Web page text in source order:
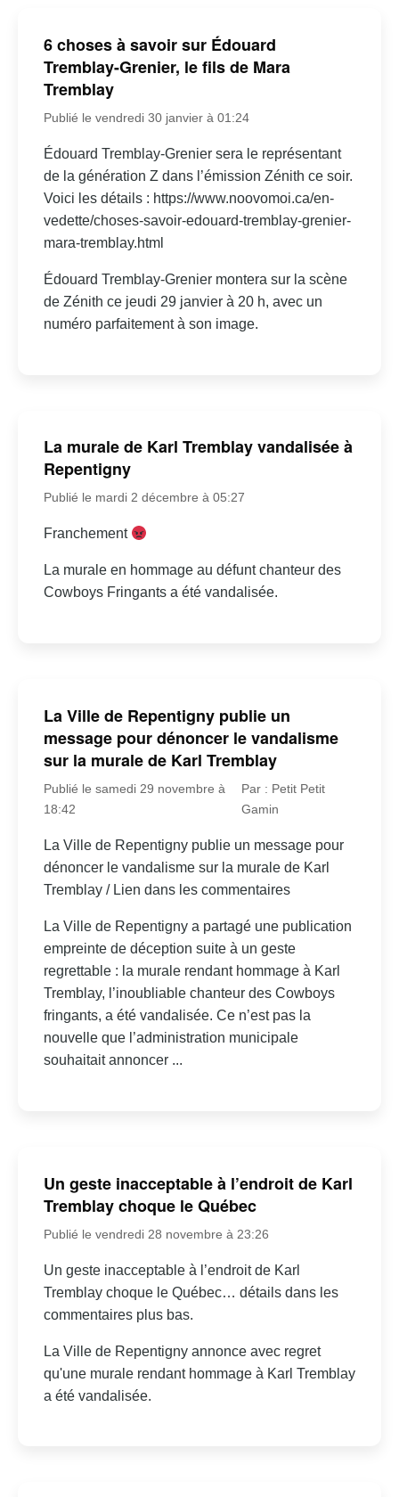
6 choses à savoir sur Édouard
Tremblay-Grenier, le fils de Mara
Tremblay
Publié le vendredi 30 janvier à 01:24
Édouard Tremblay-Grenier sera le représentant
de la génération Z dans l’émission Zénith ce soir.
Voici les détails : https://www.noovomoi.ca/en-
vedette/choses-savoir-edouard-tremblay-grenier-
mara-tremblay.html
Édouard Tremblay-Grenier montera sur la scène
de Zénith ce jeudi 29 janvier à 20 h, avec un
numéro parfaitement à son image.
La murale de Karl Tremblay vandalisée à
Repentigny
Publié le mardi 2 décembre à 05:27
Franchement
La murale en hommage au défunt chanteur des
Cowboys Fringants a été vandalisée.
La Ville de Repentigny publie un
message pour dénoncer le vandalisme
sur la murale de Karl Tremblay
Publié le samedi 29 novembre à
18:42
Par : Petit Petit
Gamin
La Ville de Repentigny publie un message pour
dénoncer le vandalisme sur la murale de Karl
Tremblay / Lien dans les commentaires
La Ville de Repentigny a partagé une publication
empreinte de déception suite à un geste
regrettable : la murale rendant hommage à Karl
Tremblay, l’inoubliable chanteur des Cowboys
fringants, a été vandalisée. Ce n’est pas la
nouvelle que l’administration municipale
souhaitait annoncer ...
Un geste inacceptable à l’endroit de Karl
Tremblay choque le Québec
Publié le vendredi 28 novembre à 23:26
Un geste inacceptable à l’endroit de Karl
Tremblay choque le Québec… détails dans les
commentaires plus bas.
La Ville de Repentigny annonce avec regret
qu'une murale rendant hommage à Karl Tremblay
a été vandalisée.